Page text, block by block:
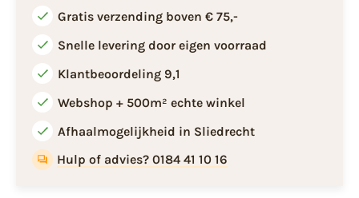
Gratis verzending boven € 75,-
Snelle levering door eigen voorraad
Klantbeoordeling 9,1
Webshop + 500m² echte winkel
Afhaalmogelijkheid in Sliedrecht
Hulp of advies? 0184 41 10 16